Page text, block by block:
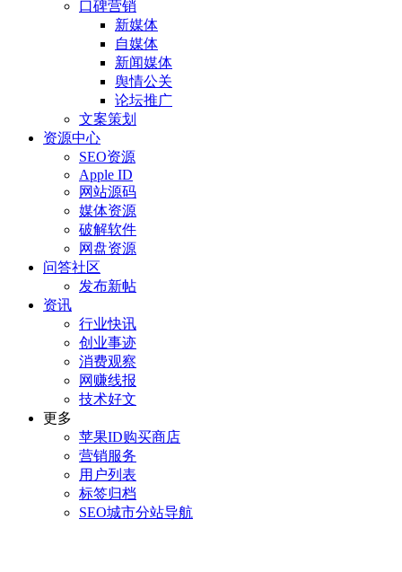
口碑营销
新媒体
自媒体
新闻媒体
舆情公关
论坛推广
文案策划
资源中心
SEO资源
Apple ID
网站源码
媒体资源
破解软件
网盘资源
问答社区
发布新帖
资讯
行业快讯
创业事迹
消费观察
网赚线报
技术好文
更多
苹果ID购买商店
营销服务
用户列表
标签归档
SEO城市分站导航